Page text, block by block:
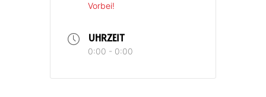
Vorbei!
UHRZEIT
0:00 - 0:00